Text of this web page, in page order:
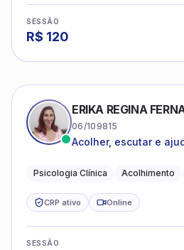
SESSÃO
R$ 120
ERIKA REGINA
06/109815
Acolher, escutar e
Psicologia Clínica Acolhimento
CRP ativo Online
SESSÃO